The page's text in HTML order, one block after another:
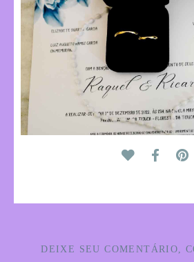
DEIXE SEU COMENTÁRIO,